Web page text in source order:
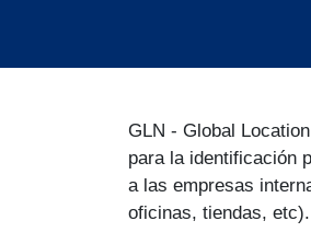
GLN - Global
para la identificación
a las empresas
oficinas, tiendas, etc).